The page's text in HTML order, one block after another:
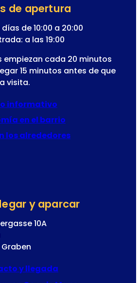
de apertura
de 10:00 a 20:00
a las 19:00
empiezan cada 20 minutos
15 minutos antes de que
visita.
informativo
en el barrio
los alrededores
y aparcar
10A
y llegada